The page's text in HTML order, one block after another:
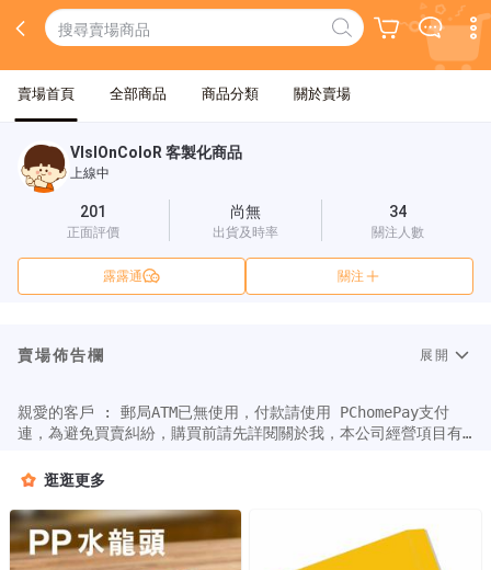
賣場首頁 全部商品 商品分類 關於賣場
VIsIOnColoR 客製化商品
上線中
201
正面評價
尚無
出貨及時率
34
關注人數
露露通 關注
賣場佈告欄 展開
親愛的客戶 : 郵局ATM已無使用，付款請使用 PChomePay支付
連，為避免買賣糾紛，購買前請先詳閱關於我，本公司經營項目有
逛逛更多